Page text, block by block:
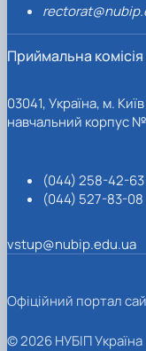
Приймальна комісія
03041, Україна, м.
навчальний корпус
(044) 258-42-63
(044) 527-83-08
vstup@nubip.edu.ua
Офіційний портал
© 2026 НУБІП Україна